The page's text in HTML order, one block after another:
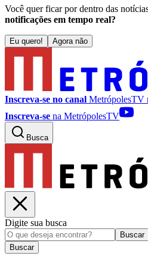
Você quer ficar por dentro das
notificações em tempo real?
Eu quero! Agora não
Inscreva-se no canal MetrópolesTV
Inscreva-se na MetrópolesTV
Busca
Digite sua busca
Buscar
Buscar